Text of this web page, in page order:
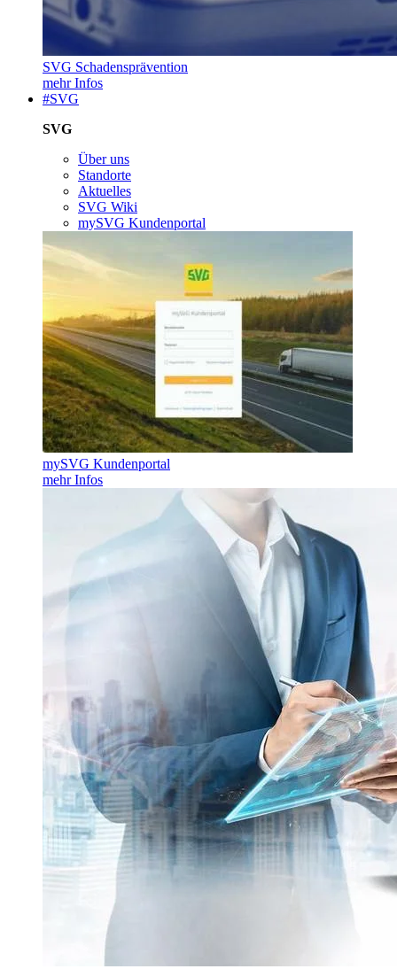
SVG Schadensprävention
mehr Infos
#SVG
SVG
Über uns
Standorte
Aktuelles
SVG Wiki
mySVG Kundenportal
mySVG Kundenportal
mehr Infos